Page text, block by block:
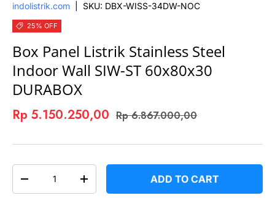
indolistrik.com SKU: DBX-WISS-34DW-NOC
25% OFF
Box Panel Listrik Stainless Steel
Indoor Wall SIW-ST 60x80x30
DURABOX
Rp 5.150.250,00 Rp 6.867.000,00
+
ADD TO CART